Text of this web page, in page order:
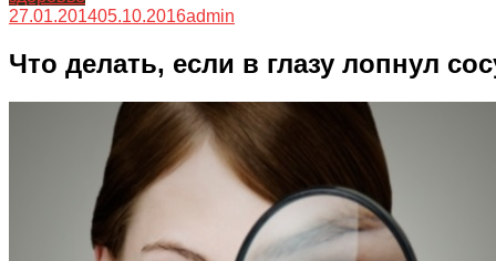
27.01.201405.10.2016admin
Что делать, если в глазу лопнул